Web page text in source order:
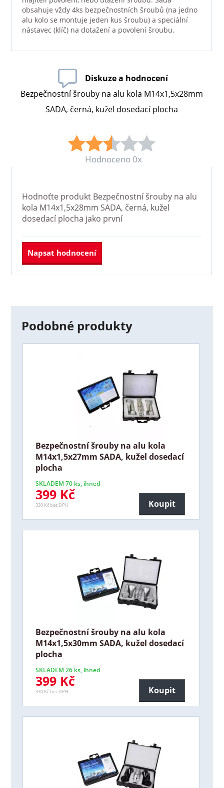
obsahuje vždy 4ks bezpečnostních šroubů (na jedno
alu kolo se montuje jeden kus šroubu) a speciální
nástavec (klíč) na dotažení a povolení šroubu.
Diskuze a hodnocení
Bezpečnostní šrouby na alu kola M14x1,5x28mm
SADA, černá, kužel dosedací plocha
Hodnoceno 0x
Hodnoťte produkt Bezpečnostní šrouby na alu
kola M14x1,5x28mm SADA, černá, kužel
dosedací plocha jako první
Napsat hodnocení
Podobné produkty
Bezpečnostní šrouby na alu kola
M14x1,5x27mm SADA, kužel dosedací
plocha
SKLADEM 70 ks, ihned
399 Kč
330 Kč bez DPH Koupit
Bezpečnostní šrouby na alu kola
M14x1,5x30mm SADA, kužel dosedací
plocha
SKLADEM 26 ks, ihned
399 Kč
330 Kč bez DPH Koupit